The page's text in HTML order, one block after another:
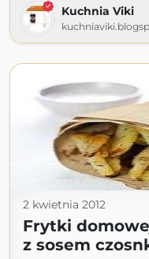
Kuchnia Viki
2 kwietnia 2012
Frytki
z sosem